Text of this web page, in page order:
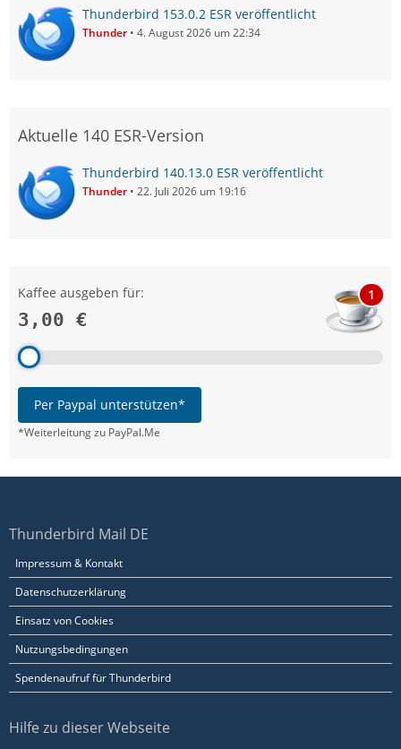
Thunderbird 153.0.2 ESR veröffentlicht
Thunder 4. August 2026 um 22:34
Aktuelle 140 ESR-Version
Thunderbird 140.13.0 ESR veröffentlicht
Thunder 22. Juli 2026 um 19:16
Kaffee ausgeben für:
3,00 €
1
Per Paypal unterstützen*
*Weiterleitung zu PayPal.Me
Thunderbird Mail DE
Impressum & Kontakt
Datenschutzerklärung
Einsatz von Cookies
Nutzungsbedingungen
Spendenaufruf für Thunderbird
Hilfe zu dieser Webseite